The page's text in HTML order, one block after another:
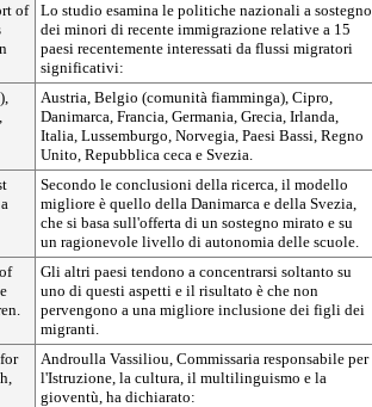
of
Lo studio esamina le politiche nazionali a sostegno
dei minori di recente immigrazione relative a 15
paesi recentemente interessati da flussi migratori
significativi:
Austria, Belgio (comunità fiamminga), Cipro,
Danimarca, Francia, Germania, Grecia, Irlanda,
Italia, Lussemburgo, Norvegia, Paesi Bassi, Regno
Unito, Repubblica ceca e Svezia.
Secondo le conclusioni della ricerca, il modello
migliore è quello della Danimarca e della Svezia,
che si basa sull'offerta di un sostegno mirato e su
un ragionevole livello di autonomia delle scuole.
Gli altri paesi tendono a concentrarsi soltanto su
uno di questi aspetti e il risultato è che non
pervengono a una migliore inclusione dei figli dei
migranti.
Androulla Vassiliou, Commissaria responsabile per
l'Istruzione, la cultura, il multilinguismo e la
gioventù, ha dichiarato: